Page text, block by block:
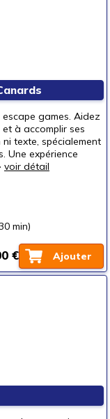
games. Aidez
à accomplir ses
texte, spécialement
Une expérience
voir détail
min)
Ajouter
€